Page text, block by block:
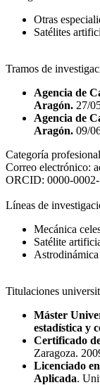
Otras
Satélites
Tramos de
Agencia de
Aragón. 27/
Agencia de
Aragón. 09/
Categoría
Correo electrónico:
ORCID: 0000-
Líneas de
Mecánica
Satélite
Astrodinámica
Titulaciones
Máster
estadística y
Certificado
Zaragoza.
Licenciado
Aplicada.